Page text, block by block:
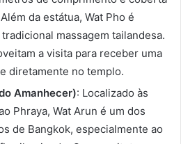
da estátua, Wat Pho é
massagem tailandesa.
a visita para receber uma
diretamente no templo.
Amanhecer): Localizado às
Phraya, Wat Arun é um dos
de Bangkok, especialmente ao